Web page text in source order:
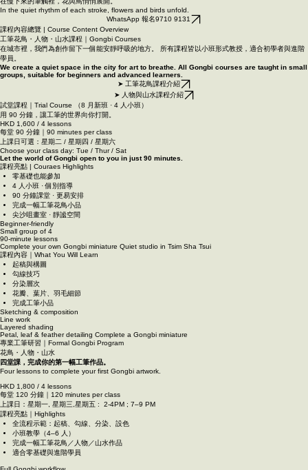
City Art Studio ​
香港市美畫院｜鍾愛麗| City Art Studio
在慢下來的筆觸裡，花與鳥悄悄展開。
In the quiet rhythm of each stroke, flowers and birds unfold.
WhatsApp 報名9710 9131
課程內容總覽 | Course Content Overview
工筆花鳥・人物・山水課程｜Gongbi Courses
在城市裡，我們為創作留下一個能安靜呼吸的地方。 所有課程皆以小班形式教授，適合初學者與進階
學員。
We create a quiet space in the city for art to breathe. All Gongbi courses are taught in small
groups, suitable for beginners and advanced learners.
➤ 人物與山水課程介紹
試堂課程｜Trial Course （8 月新班 · 4 人小班）
用 90 分鐘，讓工筆的世界向你打開。
HKD 1,600 / 4 lessons
每堂 90 分鐘｜90 minutes per class
上課日可選：星期二 / 星期四 / 星期六
Choose your class day: Tue / Thur / Sat
Let the world of Gongbi open to you in just 90 minutes.
課程亮點 | Couraes Highlights
零基礎也能參加
4 人小班 · 個別指導
90 分鐘課堂 · 更易安排
完成一幅工筆花鳥小品
尖沙咀畫室 · 靜謐空間
Beginner-friendly
Small group of 4
90-minute lessons
Complete your own Gongbi miniature Quiet studio in Tsim Sha Tsui
課程內容｜What You Will Learn
起稿與構圖
勾線技巧
分染層次
花瓣、葉片、羽毛細節
完成工筆小品
Sketching & composition
Line work
Petal, leaf & feather detailing Complete a Gongbi miniature
專業工筆研習｜Formal Gongbi Program
花鳥・人物・山水
四堂課，完成你的第一幅工筆作品。
Four lessons to complete your first Gongbi artwork.
HKD 1,800 / 4 lessons
每堂 120 分鐘｜120 minutes per class
上課日：星期一, 星期三,星期五 : 2-4PM ; 7–9 PM